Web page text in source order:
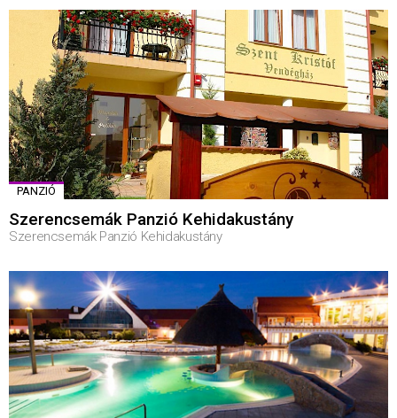
PANZIÓ
Szerencsemák Panzió Kehidakustány
Szerencsemák Panzió Kehidakustány